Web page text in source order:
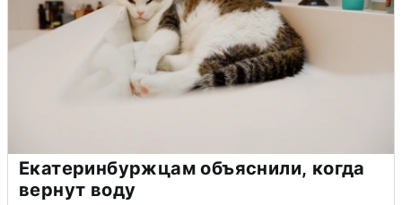
Екатеринбуржцам объяснили, когда
вернут воду